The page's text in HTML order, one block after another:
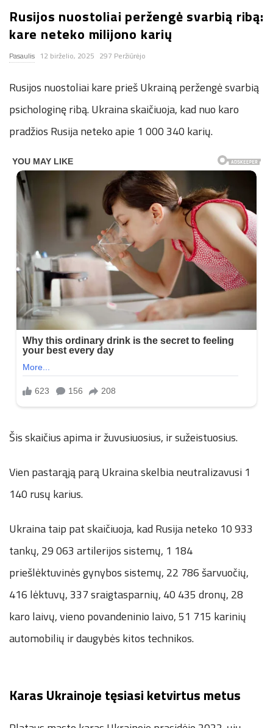
n
.
n
e
t
Rusijos nuostoliai peržengė svarbią ribą:
kare neteko milijono karių
Pasaulis 12 birželio, 2025 297 Peržiūrėjo
Rusijos nuostoliai kare prieš Ukrainą peržengė svarbią
psichologinę ribą. Ukraina skaičiuoja, kad nuo karo
pradžios Rusija neteko apie 1 000 340 karių.
Šis skaičius apima ir žuvusiuosius, ir sužeistuosius.
Vien pastarąją parą Ukraina skelbia neutralizavusi 1
140 rusų karius.
Ukraina taip pat skaičiuoja, kad Rusija neteko 10 933
tankų, 29 063 artilerijos sistemų, 1 184
priešlėktuvinės gynybos sistemų, 22 786 šarvuočių,
416 lėktuvų, 337 sraigtasparnių, 40 435 dronų, 28
karo laivų, vieno povandeninio laivo, 51 715 karinių
automobilių ir daugybės kitos technikos.
Karas Ukrainoje tęsiasi ketvirtus metus